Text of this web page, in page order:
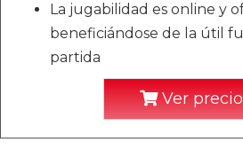
La jugabilidad es online y
beneficiándose de la útil
partida
Ver